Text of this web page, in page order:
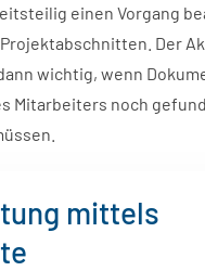
einen Vorgang
Der
wichtig, wenn
Mitarbeiters noch
mittels